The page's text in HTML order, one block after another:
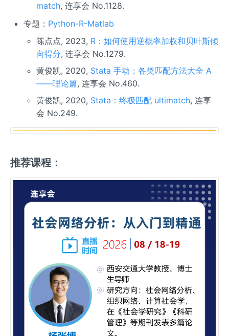
match, 连享会 No.1128.
专题： Python-R-Matlab
陈点点, 2023, R：如何使用逆概率加权和贝叶斯倾
向得分, 连享会 No.1279.
黄俊凯, 2020, Stata 手动：各类匹配方法大全 A
——理论篇, 连享会 No.460.
黄俊凯, 2020, Stata：终极匹配 ultimatch, 连享
会 No.249.
推荐课程：